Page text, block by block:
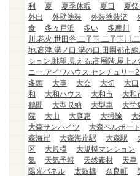
利
夏 夏季休暇 夏日
夏祭
外出
外壁塗装 外装塗装済
食
多々戸浜 多い 多摩川
川.花火.世田谷.二子玉.二子玉川.
地.高津.溝ノ口.溝の口.田園都市線
ション.眺望.見える.高層階.屋上.
ニー.アイワハウス.センチュリー
多頭
大事 大会 大切 大口
和
大和ハウス 大和市
大和
鶴間
大型収納 大型車
大学
院
大山 大庭恵 大掃除
大森サンハイツ
大森ベルポート
森海岸
大森海岸駅 大森駅
区
大規模 大規模マンション
気
天気予報 天然素材 天皇
陽光パネル
太鼓橋 奈良町